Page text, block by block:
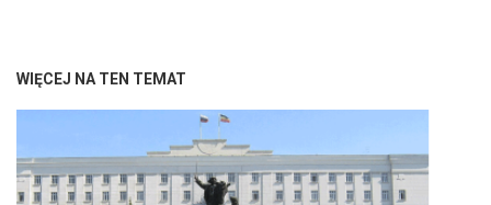
WIĘCEJ NA TEN TEMAT